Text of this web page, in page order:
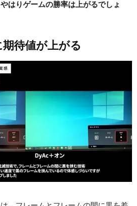
はりゲームの勝率は上がるでしょ
待値が上がる